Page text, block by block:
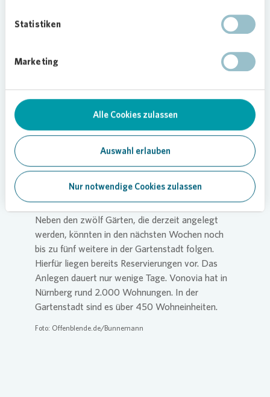
Statistiken
Marketing
Alle Cookies zulassen
Auswahl erlauben
Nur notwendige Cookies zulassen
abgefragt, ob Interesse an einem eigenen Garten
besteht. „Die Rückmeldungen waren größtenteils
sondern auch von Mieterinnen und Mietern in den
eine Gartenwohnung im Erdgeschoss zu
wurde nochmals konkret abgefragt, wer einen
zusätzlichen Garten erhalten möchte.
seit Ende August
Neben den zwölf Gärten, die derzeit angelegt
werden, könnten in den nächsten Wochen noch
bis zu fünf weitere in der Gartenstadt folgen.
Hierfür liegen bereits Reservierungen vor. Das
Anlegen dauert nur wenige Tage. Vonovia hat in
Nürnberg rund 2.000 Wohnungen. In der
Gartenstadt sind es über 450 Wohneinheiten.
Foto: Offenblende.de/Bunnemann